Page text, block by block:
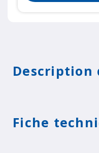
Description
Fiche